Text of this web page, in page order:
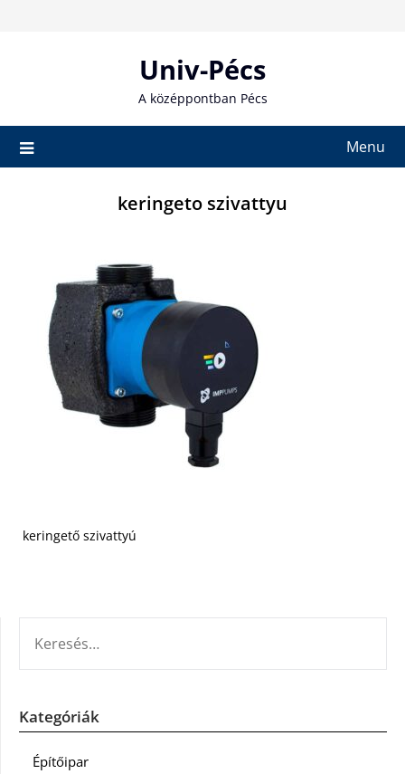
Univ-Pécs
A középpontban Pécs
Menu
keringeto szivattyu
keringető szivattyú
Kategóriák
Építőipar